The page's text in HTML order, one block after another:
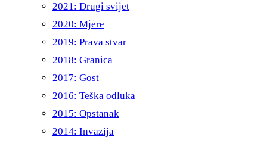
2021: Drugi svijet
2020: Mjere
2019: Prava stvar
2018: Granica
2017: Gost
2016: Teška odluka
2015: Opstanak
2014: Invazija